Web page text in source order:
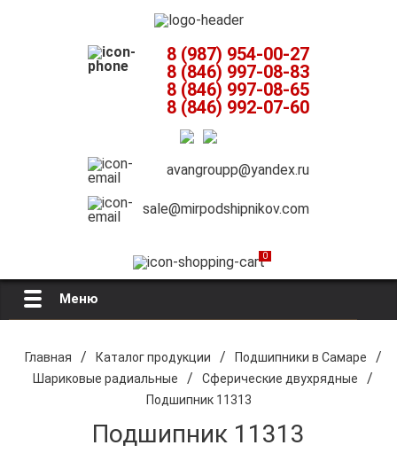
8 (987) 954-00-27
8 (846) 997-08-83
8 (846) 997-08-65
8 (846) 992-07-60
avangroupp@yandex.ru
sale@mirpodshipnikov.com
0
Меню
О компании
Оптовикам
Главная / Каталог продукции / Подшипники в Самаре /
Шариковые радиальные / Сферические двухрядные /
Подшипник 11313
Подшипник 11313